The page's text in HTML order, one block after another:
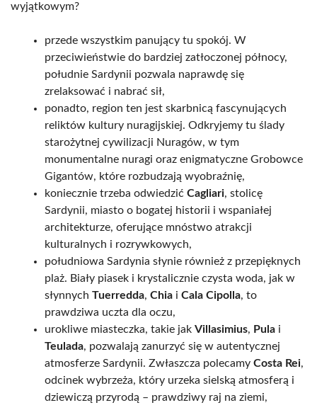
wyjątkowym?
przede wszystkim panujący tu spokój. W
przeciwieństwie do bardziej zatłoczonej północy,
południe Sardynii pozwala naprawdę się
zrelaksować i nabrać sił,
ponadto, region ten jest skarbnicą fascynujących
reliktów kultury nuragijskiej. Odkryjemy tu ślady
starożytnej cywilizacji Nuragów, w tym
monumentalne nuragi oraz enigmatyczne Grobowce
Gigantów, które rozbudzają wyobraźnię,
koniecznie trzeba odwiedzić Cagliari, stolicę
Sardynii, miasto o bogatej historii i wspaniałej
architekturze, oferujące mnóstwo atrakcji
kulturalnych i rozrywkowych,
południowa Sardynia słynie również z przepięknych
plaż. Biały piasek i krystalicznie czysta woda, jak w
słynnych Tuerredda, Chia i Cala Cipolla, to
prawdziwa uczta dla oczu,
urokliwe miasteczka, takie jak Villasimius, Pula i
Teulada, pozwalają zanurzyć się w autentycznej
atmosferze Sardynii. Zwłaszcza polecamy Costa Rei,
odcinek wybrzeża, który urzeka sielską atmosferą i
dziewiczą przyrodą – prawdziwy raj na ziemi,